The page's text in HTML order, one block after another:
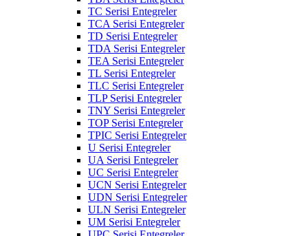
TC Serisi Entegreler
TCA Serisi Entegreler
TD Serisi Entegreler
TDA Serisi Entegreler
TEA Serisi Entegreler
TL Serisi Entegreler
TLC Serisi Entegreler
TLP Serisi Entegreler
TNY Serisi Entegreler
TOP Serisi Entegreler
TPIC Serisi Entegreler
U Serisi Entegreler
UA Serisi Entegreler
UC Serisi Entegreler
UCN Serisi Entegreler
UDN Serisi Entegreler
ULN Serisi Entegreler
UM Serisi Entegreler